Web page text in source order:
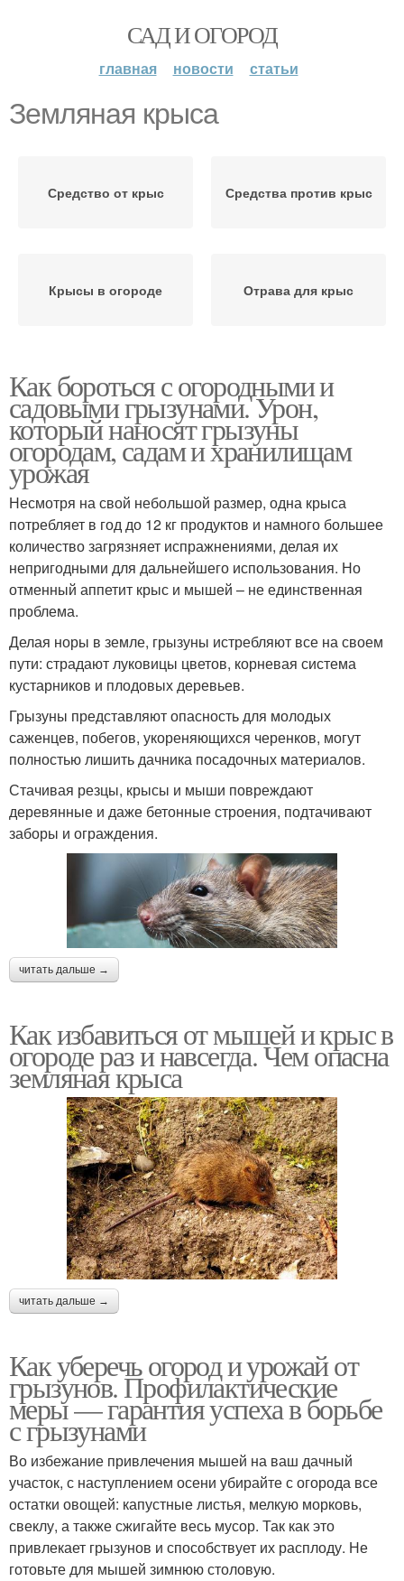
САД И ОГОРОД
главная новости статьи
Земляная крыса
Средство от крыс Средства против крыс
Крысы в огороде Отрава для крыс
Как бороться с огородными и
садовыми грызунами. Урон,
который наносят грызуны
огородам, садам и хранилищам
урожая
Несмотря на свой небольшой размер, одна крыса
потребляет в год до 12 кг продуктов и намного большее
количество загрязняет испражнениями, делая их
непригодными для дальнейшего использования. Но
отменный аппетит крыс и мышей – не единственная
проблема.
Делая норы в земле, грызуны истребляют все на своем
пути: страдают луковицы цветов, корневая система
кустарников и плодовых деревьев.
Грызуны представляют опасность для молодых
саженцев, побегов, укореняющихся черенков, могут
полностью лишить дачника посадочных материалов.
Стачивая резцы, крысы и мыши повреждают
деревянные и даже бетонные строения, подтачивают
заборы и ограждения.
читать дальше →
Как избавиться от мышей и крыс в
огороде раз и навсегда. Чем опасна
земляная крыса
читать дальше →
Как уберечь огород и урожай от
грызунов. Профилактические
меры — гарантия успеха в борьбе
с грызунами
Во избежание привлечения мышей на ваш дачный
участок, с наступлением осени убирайте с огорода все
остатки овощей: капустные листья, мелкую морковь,
свеклу, а также сжигайте весь мусор. Так как это
привлекает грызунов и способствует их расплоду. Не
готовьте для мышей зимнюю столовую.